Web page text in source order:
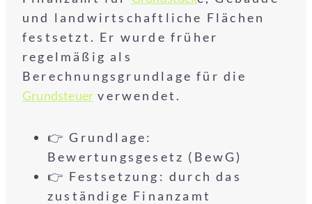
und landwirtschaftliche Flächen
festsetzt. Er wurde früher
regelmäßig als
Berechnungsgrundlage für die
Grundsteuer verwendet.
👉 Grundlage:
Bewertungsgesetz (BewG)
👉 Festsetzung: durch das
zuständige Finanzamt